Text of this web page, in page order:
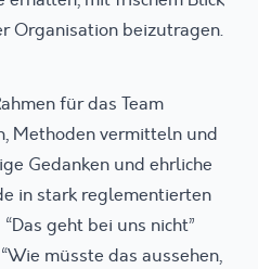
Organisation beizutragen.
für das Team
Methoden vermitteln und
Gedanken und ehrliche
in stark reglementierten
geht bei uns nicht”
müsste das aussehen,